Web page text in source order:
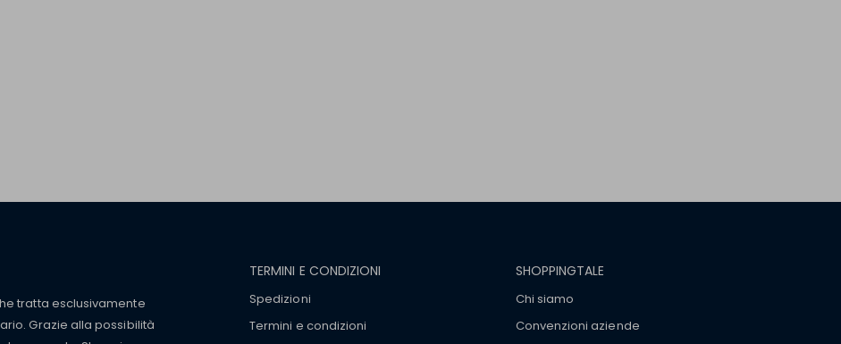
tratta esclusivamente
Grazie alla possibilità
TERMINI E CONDIZIONI
Spedizioni
Termini e condizioni
SHOPPINGTALE
Chi siamo
Convenzioni aziende